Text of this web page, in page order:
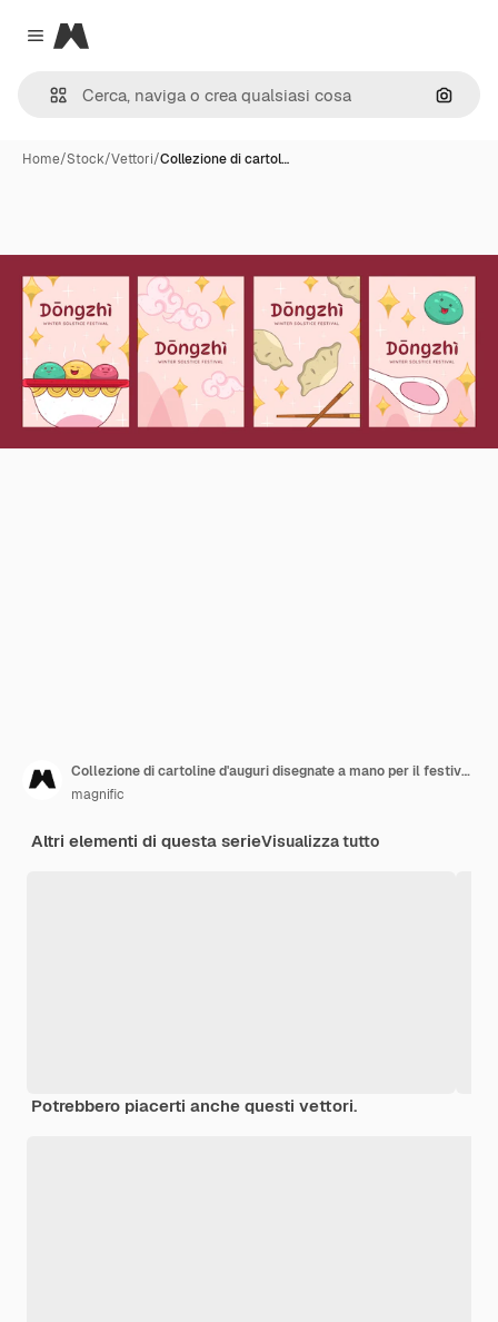
Close menu
Magnific
Cerca
Home/Stock/Vettori/Collezione di cartol…
Collezione di cartoline d'auguri disegnate a mano per il festival cinese dongzhi
magnific
Altri elementi di questa serieVisualizza tutto
Potrebbero piacerti anche questi vettori.